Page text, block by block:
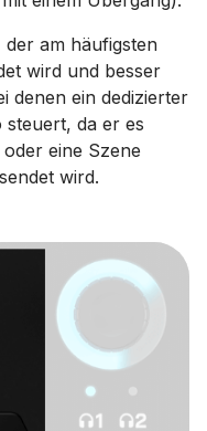
am häufigsten
wird und besser
denen ein dedizierter
steuert, da er es
eine Szene
wird.